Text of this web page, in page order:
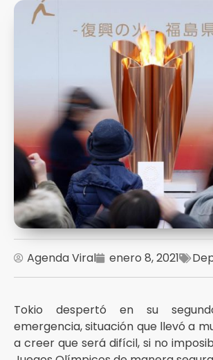
Agenda Viral enero 8, 2021
Tokio despertó en su
emergencia, situación que llevó a
a creer que será difícil, si no